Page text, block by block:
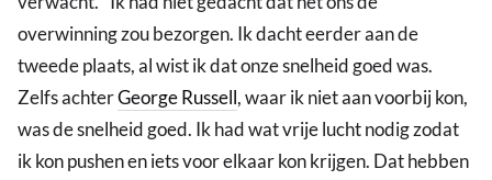
overwinning zou bezorgen. Ik dacht eerder aan de
tweede plaats, al wist ik dat onze snelheid goed was.
Zelfs achterGeorge Russell, waar ik niet aan voorbij kon,
was de snelheid goed. Ik had wat vrije lucht nodig zodat
ik kon pushen en iets voor elkaar kon krijgen. Dat hebben